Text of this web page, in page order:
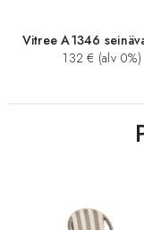
Vitree A1346
132 € (alv 0%)